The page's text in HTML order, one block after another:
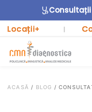
Consultații
Locații+ |
ACASĂ / BLOG /